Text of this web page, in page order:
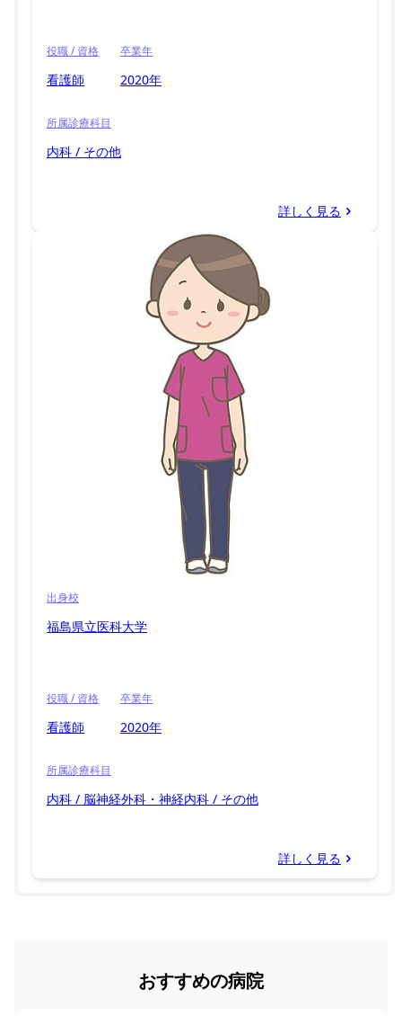
役職 / 資格
看護師
卒業年
2020年
所属診療科目
内科 / その他
詳しく見る
出身校
福島県立医科大学
役職 / 資格
看護師
卒業年
2020年
所属診療科目
内科 / 脳神経外科・神経内科 / その他
詳しく見る
おすすめの病院